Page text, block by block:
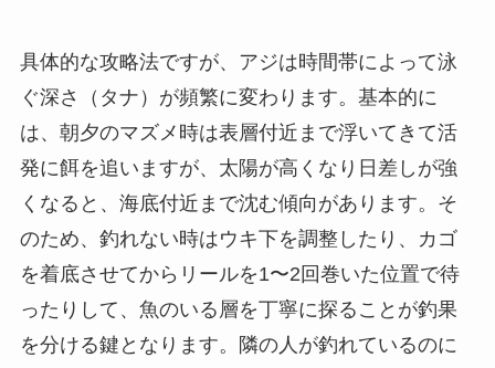
具体的な攻略法ですが、アジは時間帯によって泳
ぐ深さ（タナ）が頻繁に変わります。基本的に
は、 朝夕のマズメ時は表層付近 まで浮いてきて活
発に餌を追いますが、太陽が高くなり日差しが強
くなると、海底付近まで沈む傾向があります。そ
のため、釣れない時はウキ下を調整したり、カゴ
を着底させてからリールを1〜2回巻いた位置で待
ったりして、魚のいる層を丁寧に探ることが釣果
を分ける鍵となります。隣の人が釣れているのに